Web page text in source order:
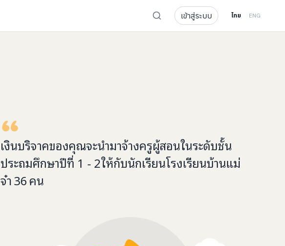
เข้าสู่ระบบ ไทย ENG
เงินบริจาคของคุณจะนำมาจ้างครูผู้สอนในระดับชั้น
ประถมศึกษาปีที่ 1 - 2ให้กับนักเรียนโรงเรียนบ้านแม่
จ๋า36คน